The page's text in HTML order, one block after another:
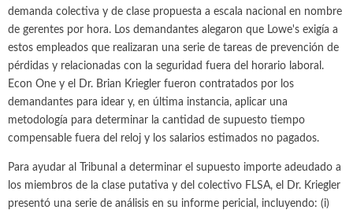
Valoración y análisis
Mercados
financieros
demanda colectiva y de clase propuesta a escala nacional en nombre
de gerentes por hora. Los demandantes alegaron que Lowe's exigía a
estos empleados que realizaran una serie de tareas de prevención de
pérdidas y relacionadas con la seguridad fuera del horario laboral.
Econ One y el Dr. Brian Kriegler fueron contratados por los
demandantes para idear y, en última instancia, aplicar una
metodología para determinar la cantidad de supuesto tiempo
compensable fuera del reloj y los salarios estimados no pagados.
Para ayudar al Tribunal a determinar el supuesto importe adeudado a
los miembros de la clase putativa y del colectivo FLSA, el Dr. Kriegler
presentó una serie de análisis en su informe pericial, incluyendo: (i)